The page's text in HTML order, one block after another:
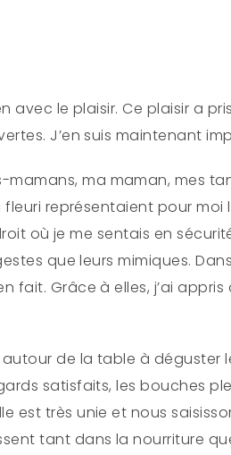
avec le plaisir. Ce plaisir a
J’en suis maintenant
ma maman, mes
représentaient pour moi
où je me sentais en
que leurs mimiques.
fait. Grâce à elles, j’ai appris
de la table à déguster
satisfaits, les bouches
est très unie et nous
tant dans la nourriture